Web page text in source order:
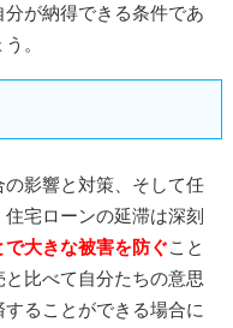
が納得できる条件であ
。
影響と対策、そして任
宅ローンの延滞は深刻
大きな被害を防ぐこと
比べて自分たちの意思
ることができる場合に